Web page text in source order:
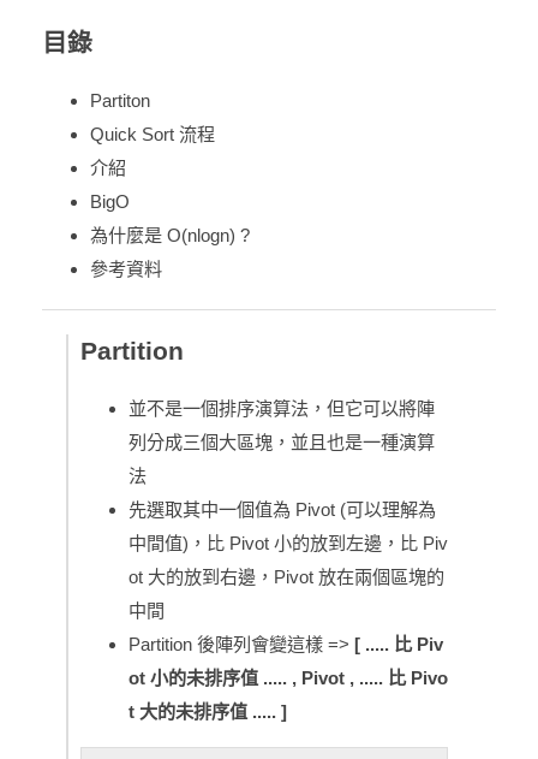
目錄
Partiton
Quick Sort 流程
介紹
BigO
為什麼是 O(nlogn) ?
參考資料
Partition
並不是一個排序演算法，但它可以將陣
列分成三個大區塊，並且也是一種演算
法
先選取其中一個值為 Pivot (可以理解為
中間值)，比 Pivot 小的放到左邊，比 Piv
ot 大的放到右邊，Pivot 放在兩個區塊的
中間
Partition 後陣列會變這樣 => [ ..... 比 Piv
ot 小的未排序值 ..... , Pivot , ..... 比 Pivo
t 大的未排序值 ..... ]